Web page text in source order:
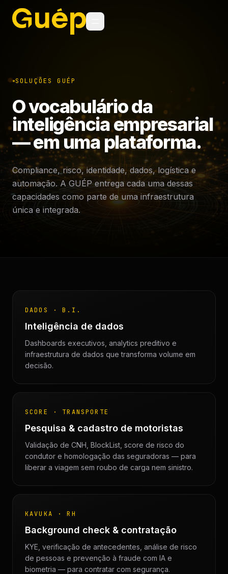
SOLUÇÕES GUÉP
O vocabulário da
inteligência empresarial
— em uma plataforma.
Compliance, risco, identidade, dados, logística e
automação. A GUÉP entrega cada uma dessas
capacidades como parte de uma infraestrutura
única e integrada.
DADOS · B.I.
Inteligência de dados
Dashboards executivos, analytics preditivo e
infraestrutura de dados que transforma volume em
decisão.
SCORE · TRANSPORTE
Pesquisa & cadastro de motoristas
Validação de CNH, BlockList, score de risco do
condutor e homologação das seguradoras — para
liberar a viagem sem roubo de carga nem sinistro.
KAVUKA · RH
Background check & contratação
KYE, verificação de antecedentes, análise de risco
de pessoas e prevenção à fraude com IA e
biometria — para contratar com segurança.